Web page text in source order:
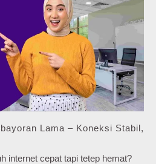
Lama – Koneksi Stabil,
internet cepat tapi tetep hemat?